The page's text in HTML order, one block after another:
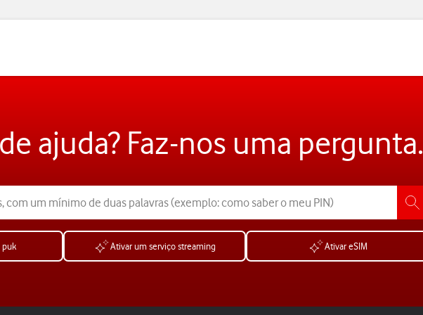
ajuda? Faz-nos uma pergunta.
puk Ativar um serviço streaming Ativar eSIM